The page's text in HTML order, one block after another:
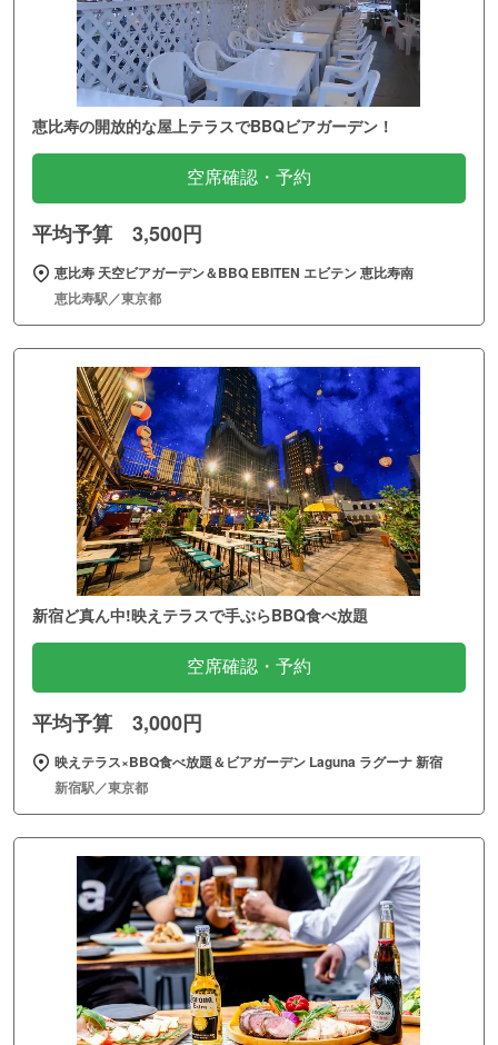
恵比寿の開放的な屋上テラスでBBQビアガーデン！
空席確認・予約
平均予算 3,500円
恵比寿 天空ビアガーデン＆BBQ EBITEN エビテン 恵比寿南
恵比寿駅／東京都
新宿ど真ん中!映えテラスで手ぶらBBQ食べ放題
空席確認・予約
平均予算 3,000円
映えテラス×BBQ食べ放題＆ビアガーデン Laguna ラグーナ 新宿
新宿駅／東京都